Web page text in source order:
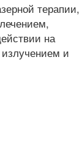
терапии,
на
и